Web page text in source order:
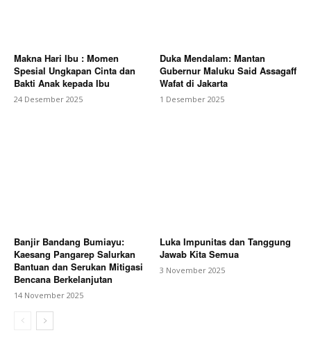
Makna Hari Ibu : Momen
Spesial Ungkapan Cinta dan
Bakti Anak kepada Ibu
24 Desember 2025
Duka Mendalam: Mantan
Gubernur Maluku Said Assagaff
Wafat di Jakarta
1 Desember 2025
Banjir Bandang Bumiayu:
Kaesang Pangarep Salurkan
Bantuan dan Serukan Mitigasi
Bencana Berkelanjutan
14 November 2025
Luka Impunitas dan Tanggung
Jawab Kita Semua
3 November 2025